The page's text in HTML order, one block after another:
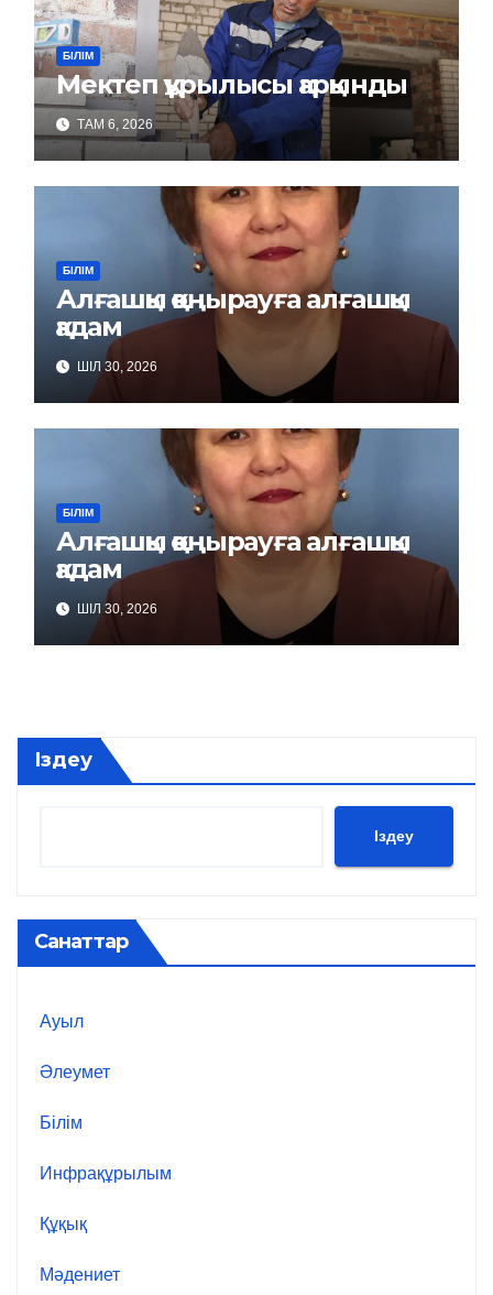
БІЛІМ
Мектеп құрылысы қарқынды
ТАМ 6, 2026
БІЛІМ
Алғашқы қоңырауға алғашқы
қадам
ШІЛ 30, 2026
БІЛІМ
Алғашқы қоңырауға алғашқы
қадам
ШІЛ 30, 2026
Іздеу
Іздеу
Санаттар
Ауыл
Әлеумет
Білім
Инфрақұрылым
Құқық
Мәдениет